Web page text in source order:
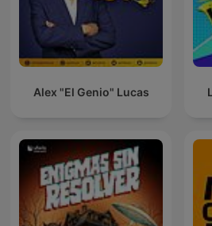
Alex "El Genio" Lucas